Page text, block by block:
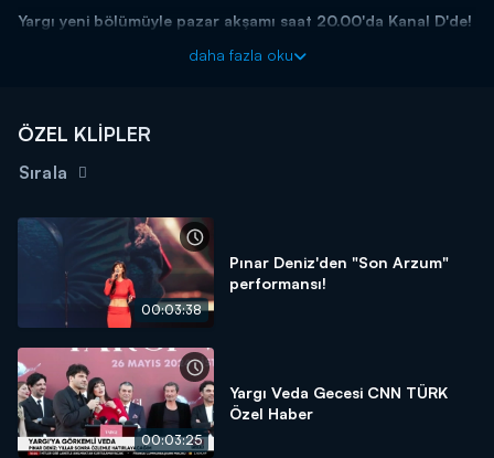
Yargı yeni bölümüyle pazar akşamı saat 20.00'da Kanal D'de!
daha fazla oku
ÖZEL KLİPLER
Sırala
00:03:38
Pınar Deniz'den "Son Arzum"
performansı!
00:03:25
Yargı Veda Gecesi CNN TÜRK
Özel Haber